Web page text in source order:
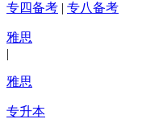
专四备考 | 专八备考
雅思
|
雅思
专升本